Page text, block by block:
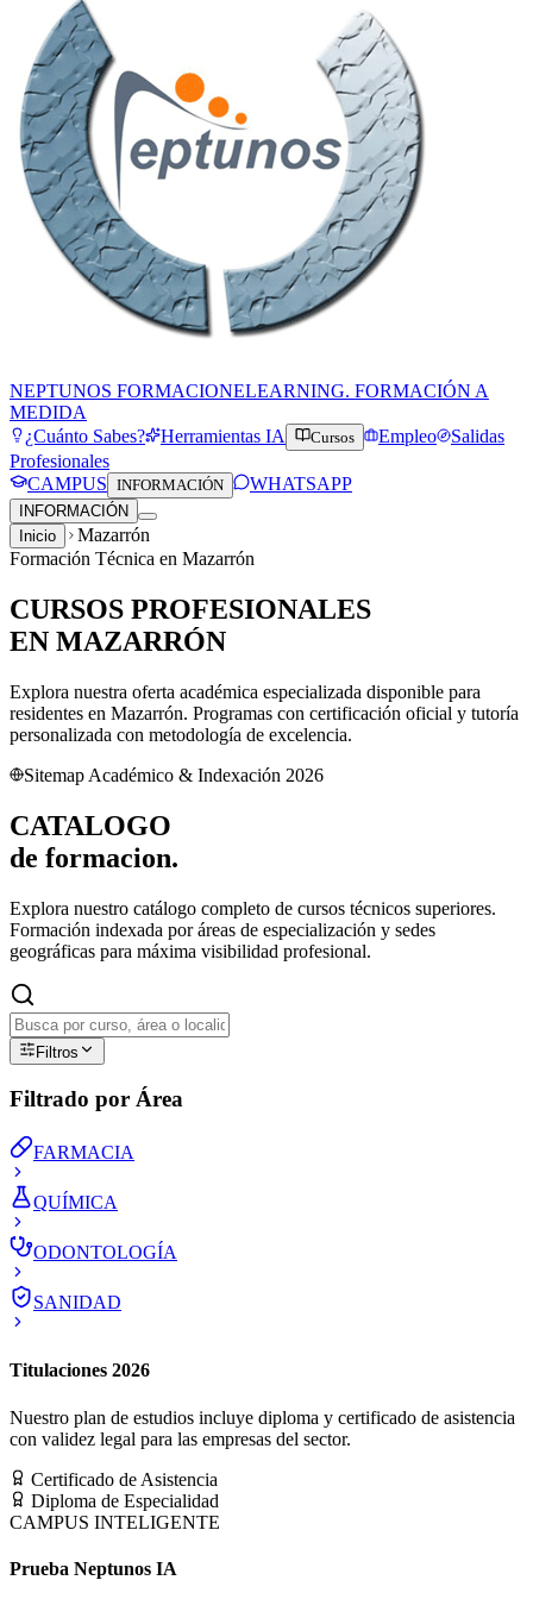
NEPTUNOS FORMACIONELEARNING. FORMACIÓN A
MEDIDA
¿Cuánto Sabes?
Herramientas IA Cursos Empleo
Salidas
Profesionales
CAMPUS INFORMACIÓN WHATSAPP
INFORMACIÓN
Inicio
Mazarrón
Formación Técnica en Mazarrón
CURSOS PROFESIONALES
EN MAZARRÓN
Explora nuestra oferta académica especializada disponible para
residentes en Mazarrón. Programas con certificación oficial y tutoría
personalizada con metodología de excelencia.
Sitemap Académico & Indexación 2026
CATALOGO
de formacion.
Explora nuestro catálogo completo de cursos técnicos superiores.
Formación indexada por áreas de especialización y sedes
geográficas para máxima visibilidad profesional.
Filtros
Filtrado por Área
FARMACIA
QUÍMICA
ODONTOLOGÍA
SANIDAD
Titulaciones 2026
Nuestro plan de estudios incluye diploma y certificado de asistencia
con validez legal para las empresas del sector.
Certificado de Asistencia
Diploma de Especialidad
CAMPUS INTELIGENTE
Prueba Neptunos IA